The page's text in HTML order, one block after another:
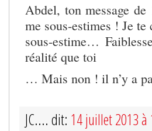
Abdel, ton message
me sous-estimes ! Je
sous-estime…
réalité que toi
… Mais non ! il n’y a
JC.... dit: 14 juillet 2013 à